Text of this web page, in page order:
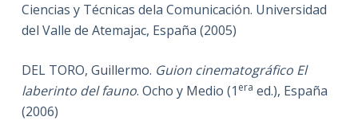
Ciencias y Técnicas dela Comunicación. Universidad
del Valle de Atemajac, España (2005)
DEL TORO, Guillermo. Guion cinematográfico El
laberinto del fauno. Ocho y Medio (1 era ed.), España
(2006)